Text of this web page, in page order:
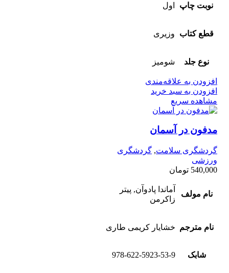
نوبت چاپ اول
قطع کتاب وزیری
نوع جلد شومیز
افزودن به علاقه‌مندی
افزودن به سبد خرید
مشاهده سریع
مدفون در آسمان
گردشگری سلامت, گردشگری
ورزشی
540,000 تومان
نام مولف
آماندا پادوآن, پیتر
زاکرمن
نام مترجم خشایار کریمی طاری
شابک 978-622-5923-53-9